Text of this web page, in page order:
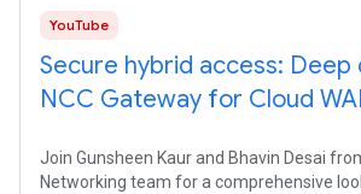
YouTube
Secure hybrid access: Deep
NCC Gateway for Cloud
Join Gunsheen Kaur and Bhavin Desai
Networking team for a comprehensive